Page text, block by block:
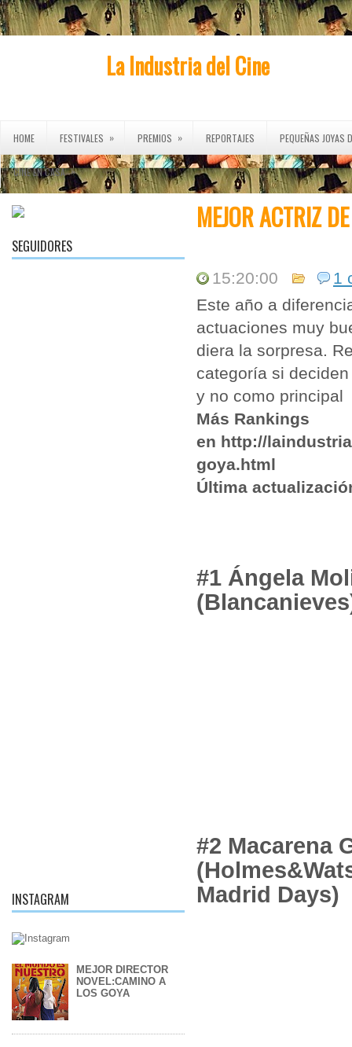
La Industria del Cine
HOME FESTIVALES » PREMIOS » REPORTAJES PEQUEÑAS JOYAS
CINE EN CASA »
SEGUIDORES
INSTAGRAM
MEJOR DIRECTOR
NOVEL:CAMINO A
LOS GOYA
MEJOR ACTRIZ
15:20:00
1
Este año a
actuaciones muy
diera la sorpresa.
categoría si
y no como principal
Más Rankings
en http://
goya.html
Última
#1 Ángela
#2 Macarena
Madrid Days)